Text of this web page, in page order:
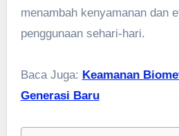
menambah kenyamanan dan
penggunaan sehari-hari.
Baca Juga: Keamanan
Generasi Baru